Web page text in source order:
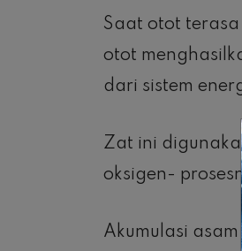
Saat otot
otot
dari sistem
Zat ini
oksigen-
Akumulasi